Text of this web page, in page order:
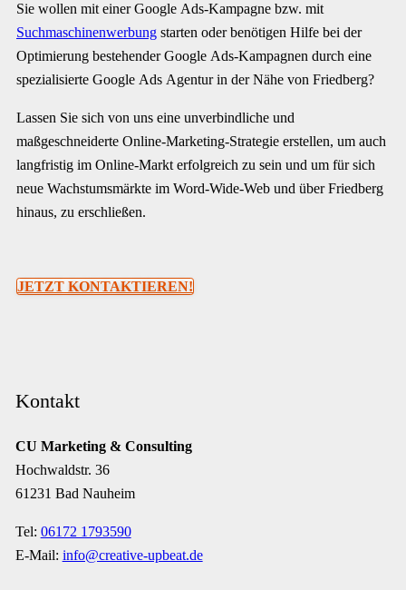
Sie wollen mit einer Google Ads-Kampagne bzw. mit
Suchmaschinenwerbung starten oder benötigen Hilfe bei der
Optimierung bestehender Google Ads-Kampagnen durch eine
spezialisierte Google Ads Agentur in der Nähe von Friedberg?
Lassen Sie sich von uns eine unverbindliche und
maßgeschneiderte Online-Marketing-Strategie erstellen, um auch
langfristig im Online-Markt erfolgreich zu sein und um für sich
neue Wachstumsmärkte im Word-Wide-Web und über Friedberg
hinaus, zu erschließen.
JETZT KONTAKTIEREN!
Kontakt
CU Marketing & Consulting
Hochwaldstr. 36
61231 Bad Nauheim
Tel: 06172 1793590
E-Mail: info@creative-upbeat.de